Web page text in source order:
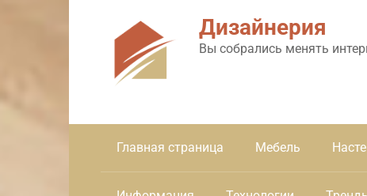
Дизайнерия
Вы собрались менять
Главная страница Мебель